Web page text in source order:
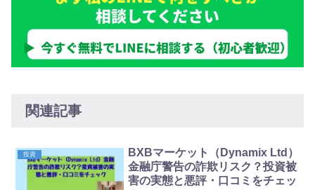
関連記事
投資
BXBマーケット（Dynamix Ltd）
金融庁警告の詐欺リスク？投資被
害の実態と悪評・口コミをチェッ